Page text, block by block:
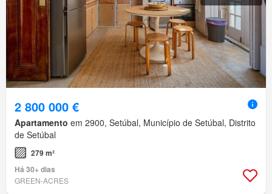
2 800 000 €
Apartamento em 2900, Setúbal, Município de Setúbal, Distrito
de Setúbal
279 m²
Há 30+ dias
GREEN-ACRES